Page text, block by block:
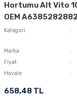
Yakıt Pompası, Yakıt
Hortumu Alt Vito
OEM A6385282882
Kategori
Marka
Fiyat
Havale
658,48 TL